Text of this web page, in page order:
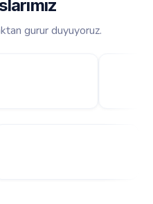
gurur duyuyoruz.